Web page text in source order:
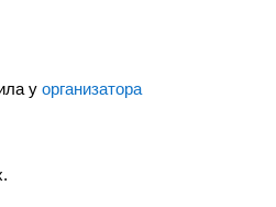
у организатора